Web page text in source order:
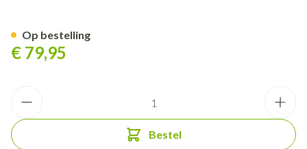
€ 79,95
Bestel
Op bestelling